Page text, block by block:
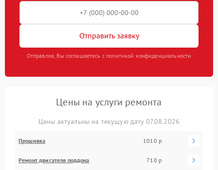
Отправить заявку
Отправляя, Вы соглашаетесь с политикой конфиденциальности
Цены на услуги ремонта
Цены актуальны на текущую дату 07.08.2026
Прошивка 1010 р
Ремонт двигателя поддона 710 р